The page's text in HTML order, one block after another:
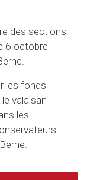
des sections
6 octobre
les fonds
valaisan
les